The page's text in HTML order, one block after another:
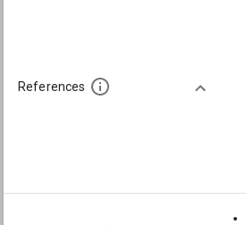
References